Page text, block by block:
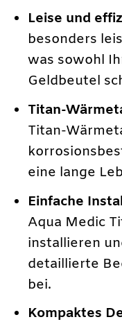
Leise und
besonders
was sowohl
Geldbeutel
Titan-
Titan-
eine lange
Einfache
Aqua Medic
installieren
detaillierte
bei.
Kompaktes